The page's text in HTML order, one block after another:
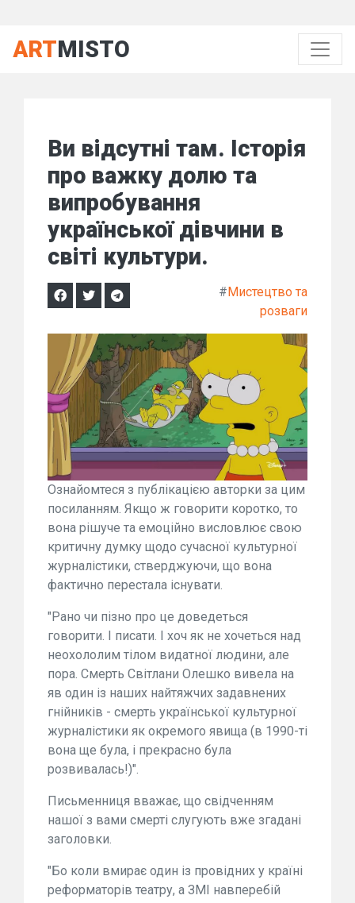
ARTMISTO
Ви відсутні там. Історія
про важку долю та
випробування
української дівчини в
світі культури.
#Мистецтво та
розваги
Ознайомтеся з публікацією авторки за цим
посиланням. Якщо ж говорити коротко, то
вона рішуче та емоційно висловлює свою
критичну думку щодо сучасної культурної
журналістики, стверджуючи, що вона
фактично перестала існувати.
"Рано чи пізно про це доведеться
говорити. І писати. І хоч як не хочеться над
неохололим тілом видатної людини, але
пора. Смерть Світлани Олешко вивела на
яв один із наших найтяжчих задавнених
гнійників - смерть української культурної
журналістики як окремого явища (в 1990-ті
вона ще була, і прекрасно була
розвивалась!)".
Письменниця вважає, що свідченням
нашої з вами смерті слугують вже згадані
заголовки.
"Бо коли вмирає один із провідних у країні
реформаторів театру, а ЗМІ навперебій